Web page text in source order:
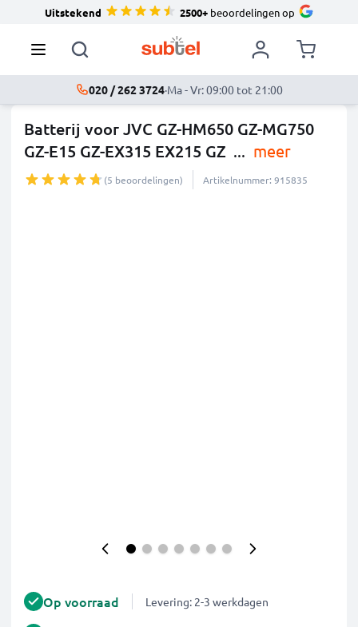
Uitstekend 2500+beoordelingen op
020 / 262 3724·Ma - Vr: 09:00 tot 21:00
Batterij voor JVC GZ-HM650 GZ-MG750
GZ-E15 GZ-EX315 EX215 GZ ... meer
(5 beoordelingen) Artikelnummer: 915835
Op voorraad Levering: 2-3 werkdagen